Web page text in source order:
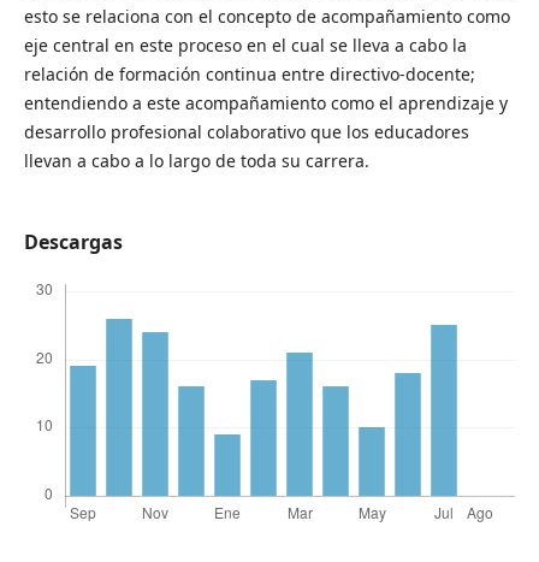
esto se relaciona con el concepto de acompañamiento como
eje central en este proceso en el cual se lleva a cabo la
relación de formación continua entre directivo-docente;
entendiendo a este acompañamiento como el aprendizaje y
desarrollo profesional colaborativo que los educadores
llevan a cabo a lo largo de toda su carrera.
Descargas